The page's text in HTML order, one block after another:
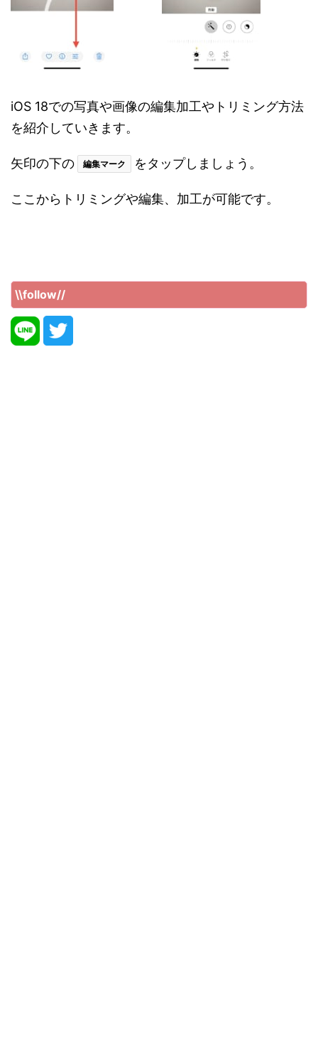
iOS 18での写真や画像の編集加工やトリミング方法
を紹介していきます。
矢印の下の 編集マーク をタップしましょう。
ここからトリミングや編集、加工が可能です。
\\follow//